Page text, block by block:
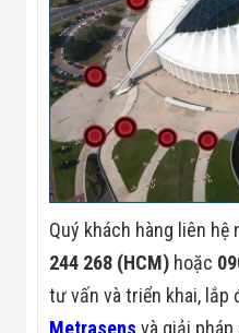
Quý khách hàng liên hệ
244 268 (HCM) hoặc
tư vấn và triển khai, lắp